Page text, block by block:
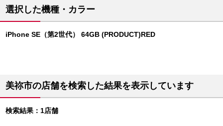
選択した機種・カラー
iPhone SE（第2世代） 64GB (PRODUCT)RED
美祢市の店舗を検索した結果を表示しています
検索結果：1店舗